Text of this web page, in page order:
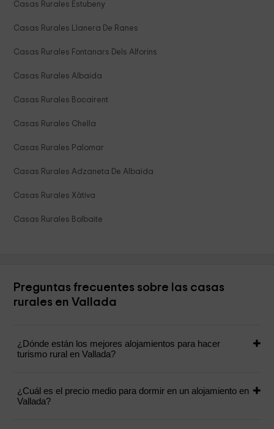
Casas Rurales Estubeny
Casas Rurales Llanera De Ranes
Casas Rurales Fontanars Dels Alforins
Casas Rurales Albaida
Casas Rurales Bocairent
Casas Rurales Chella
Casas Rurales Palomar
Casas Rurales Adzaneta De Albaida
Casas Rurales Xàtiva
Casas Rurales Bolbaite
Preguntas frecuentes sobre las casas
rurales en Vallada
¿Dónde están los mejores alojamientos para hacer
turismo rural en Vallada?
¿Cuál es el precio medio para dormir en un alojamiento en
Vallada?